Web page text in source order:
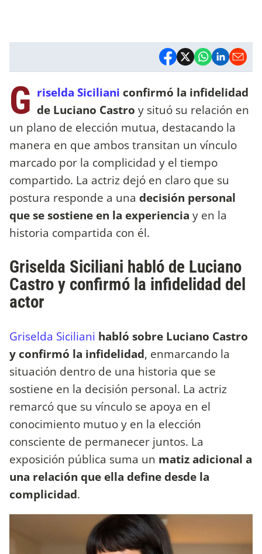
G riselda Siciliani confirmó la infidelidad
de Luciano Castro y situó su relación en
un plano de elección mutua, destacando la
manera en que ambos transitan un vínculo
marcado por la complicidad y el tiempo
compartido. La actriz dejó en claro que su
postura responde a una decisión personal
que se sostiene en la experiencia y en la
historia compartida con él.
Griselda Siciliani habló de Luciano
Castro y confirmó la infidelidad del
actor
Griselda Siciliani habló sobre Luciano Castro
y confirmó la infidelidad, enmarcando la
situación dentro de una historia que se
sostiene en la decisión personal. La actriz
remarcó que su vínculo se apoya en el
conocimiento mutuo y en la elección
consciente de permanecer juntos. La
exposición pública suma un matiz adicional a
una relación que ella define desde la
complicidad.